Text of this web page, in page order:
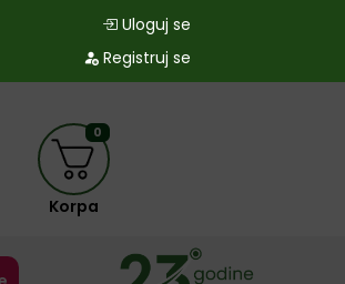
Uloguj se
Registruj se
0
Korpa